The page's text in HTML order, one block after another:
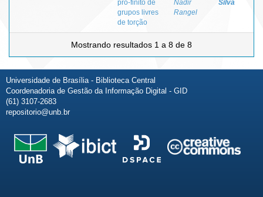
pró-finito de
grupos livres
de torção
Nadir
Rangel
Silva
Mostrando resultados 1 a 8 de 8
Universidade de Brasília - Biblioteca Central
Coordenadoria de Gestão da Informação Digital - GID
(61) 3107-2683
repositorio@unb.br